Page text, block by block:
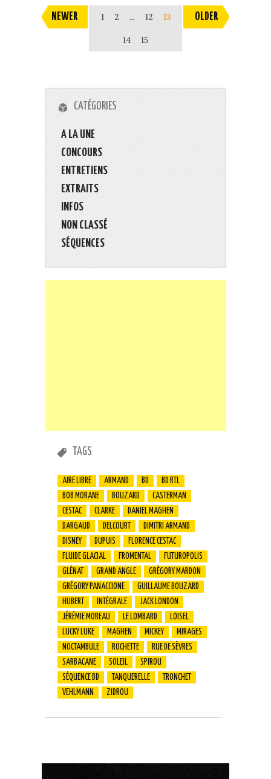
NEWER 1 2 … 12 13
14 15
OLDER
CATÉGORIES
A LA UNE
CONCOURS
ENTRETIENS
EXTRAITS
INFOS
NON CLASSÉ
SÉQUENCES
TAGS
AIRE LIBRE ARMAND BD
BD RTL
BOB MORANE
BOUZARD
CASTERMAN
CESTAC
CLARKE
DANIEL MAGHEN
DARGAUD
DELCOURT
DIMITRI ARMAND
DISNEY
DUPUIS
FLORENCE CESTAC
FLUIDE GLACIAL
FROMENTAL
FUTUROPOLIS
GLÉNAT
GRAND ANGLE
GRÉGORY MARDON
GRÉGORY PANACCIONE
GUILLAUME BOUZARD
HUBERT
INTÉGRALE
JACK LONDON
JÉRÉMIE MOREAU
LE LOMBARD
LOISEL
LUCKY LUKE
MAGHEN MICKEY
MIRAGES
NOCTAMBULE
ROCHETTE
RUE DE SÈVRES
SARBACANE
SOLEIL
SPIROU
SÉQUENCE BD
TANQUERELLE
TRONCHET
VEHLMANN
ZIDROU